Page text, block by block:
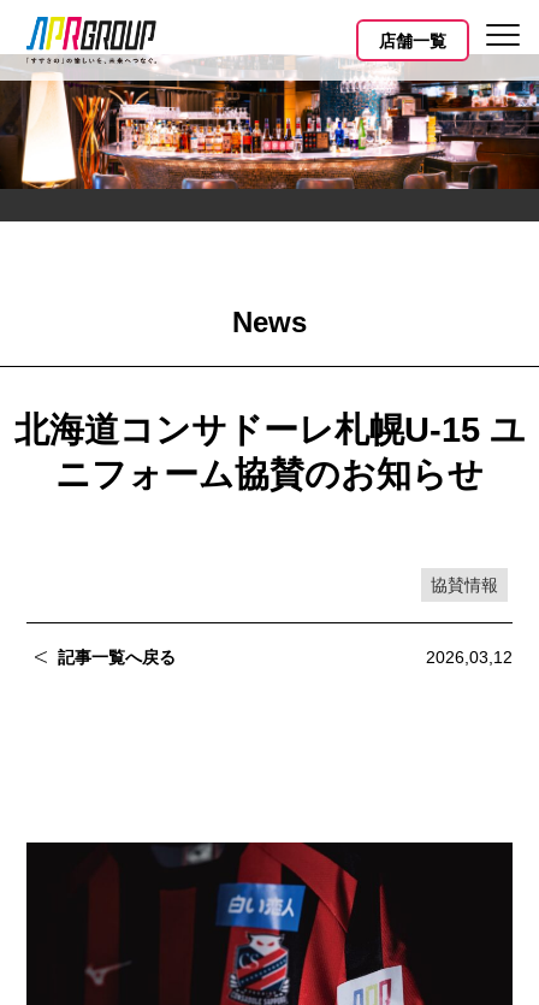
店舗一覧
News
北海道コンサドーレ札幌U-15 ユ
ニフォーム協賛のお知らせ
協賛情報
記事一覧へ戻る 2026,03,12